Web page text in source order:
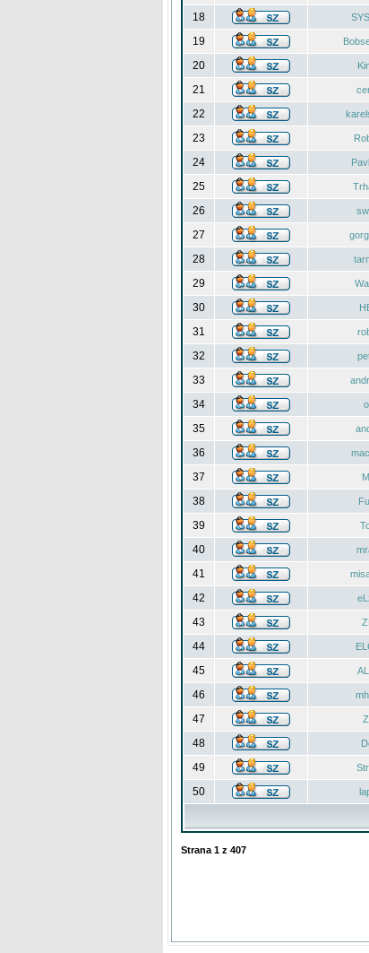
18
19
20
21
22
23
24
25
26
27
28
29
30
31
32
33
34
35
36
37
38
39
40
41
42
43
44
45
46
47
48
49
50
Strana 1 z 407